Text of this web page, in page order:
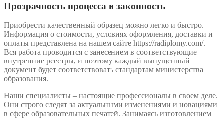
Прозрачность процесса и законность
Приобрести качественный образец можно легко и быстро.
Информация о стоимости, условиях оформления, доставки и
оплаты представлена на нашем сайте https://radiplomy.com/.
Вся работа проводится с занесением в соответствующие
внутренние реестры, и поэтому каждый выпущенный
документ будет соответствовать стандартам министерства
образования.
Наши специалисты – настоящие профессионалы в своем деле.
Они строго следят за актуальными изменениями и новациями
в сфере образовательных печатей. Занимаясь изготовлением